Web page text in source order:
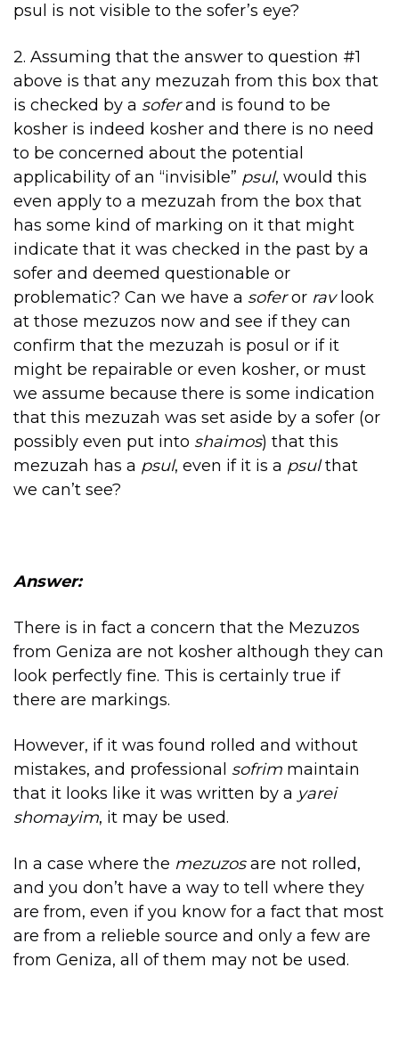
psul is not visible to the sofer’s eye?
2. Assuming that the answer to question #1
above is that any mezuzah from this box that
is checked by a soferand is found to be
kosher is indeed kosher and there is no need
to be concerned about the potential
applicability of an “invisible” psul, would this
even apply to a mezuzah from the box that
has some kind of marking on it that might
indicate that it was checked in the past by a
sofer and deemed questionable or
problematic? Can we have a soferor ravlook
at those mezuzos now and see if they can
confirm that the mezuzah is posul or if it
might be repairable or even kosher, or must
we assume because there is some indication
that this mezuzah was set aside by a sofer (or
possibly even put into shaimos) that this
mezuzah has a psul, even if it is a psulthat
we can’t see?
Answer:
There is in fact a concern that the Mezuzos
from Geniza are not kosher although they can
look perfectly fine. This is certainly true if
there are markings.
However, if it was found rolled and without
mistakes, and professional sofrim maintain
that it looks like it was written by a yarei
shomayim, it may be used.
In a case where the mezuzosare not rolled,
and you don’t have a way to tell where they
are from, even if you know for a fact that most
are from a relieble source and only a few are
from Geniza, all of them may not be used.